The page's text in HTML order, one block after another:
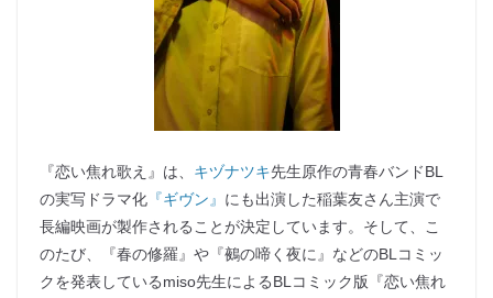
『恋い焦れ歌え』は、 キヅナツキ先生原作の青春バンドBL
の実写ドラマ化 『ギヴン』 にも出演した稲葉友さん主演で
長編映画が製作されることが決定しています。そして、こ
のたび、『春の修羅』や『鵺の啼く夜に』などのBLコミッ
クを発表しているmiso先生によるBLコミック版『恋い焦れ